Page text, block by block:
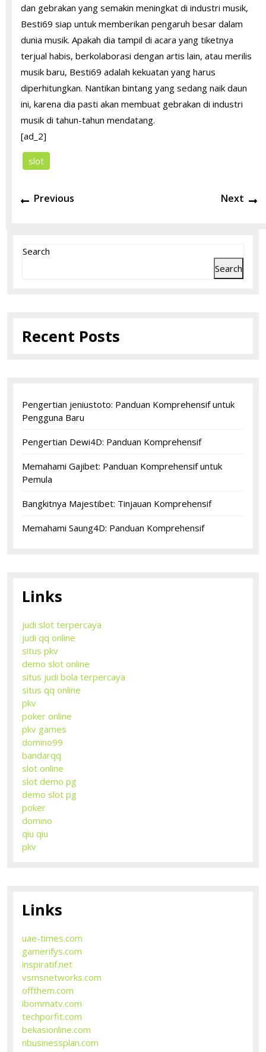
dan gebrakan yang semakin meningkat di industri musik,
Besti69 siap untuk memberikan pengaruh besar dalam
dunia musik. Apakah dia tampil di acara yang tiketnya
terjual habis, berkolaborasi dengan artis lain, atau merilis
musik baru, Besti69 adalah kekuatan yang harus
diperhitungkan. Nantikan bintang yang sedang naik daun
ini, karena dia pasti akan membuat gebrakan di industri
musik di tahun-tahun mendatang.
[ad_2]
slot
Post
navigation
Previous Next
Search
Search
Recent Posts
Pengertian jeniustoto: Panduan Komprehensif untuk
Pengguna Baru
Pengertian Dewi4D: Panduan Komprehensif
Memahami Gajibet: Panduan Komprehensif untuk
Pemula
Bangkitnya Majestibet: Tinjauan Komprehensif
Memahami Saung4D: Panduan Komprehensif
Links
judi slot terpercaya
judi qq online
situs pkv
demo slot online
situs judi bola terpercaya
situs qq online
pkv
poker online
pkv games
domino99
bandarqq
slot online
slot demo pg
demo slot pg
poker
domino
qiu qiu
pkv
Links
uae-times.com
gamerifys.com
inspiratif.net
vsmsnetworks.com
offthem.com
ibommatv.com
techporfit.com
bekasionline.com
nbusinessplan.com